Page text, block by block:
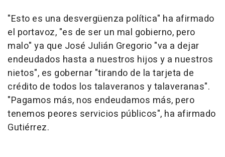
"Esto es una desvergüenza política" ha afirmado
el portavoz, "es de ser un mal gobierno, pero
malo" ya que José Julián Gregorio "va a dejar
endeudados hasta a nuestros hijos y a nuestros
nietos", es gobernar "tirando de la tarjeta de
crédito de todos los talaveranos y talaveranas".
"Pagamos más, nos endeudamos más, pero
tenemos peores servicios públicos", ha afirmado
Gutiérrez.